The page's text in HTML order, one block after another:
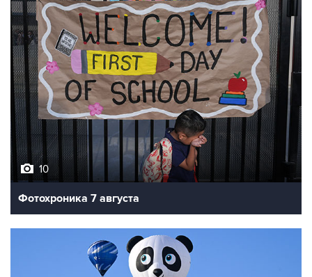
10
Фотохроника 7 августа